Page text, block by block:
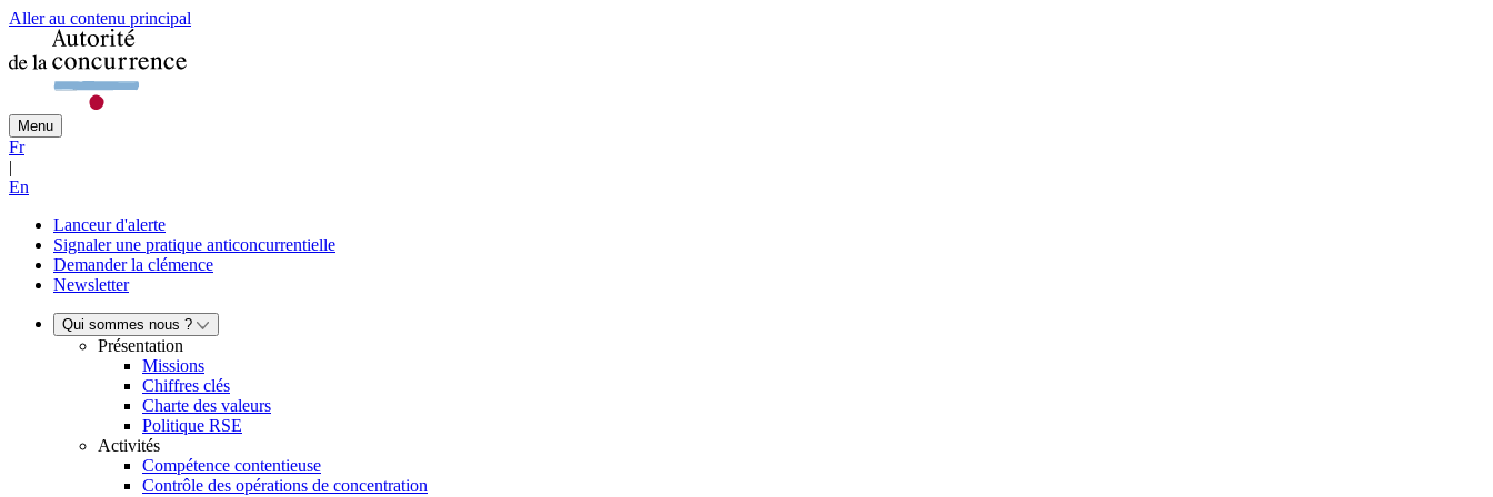
Aller au contenu principal
Menu
Fr
|
En
Lanceur d'alerte
Signaler une pratique anticoncurrentielle
Demander la clémence
Newsletter
Qui sommes nous ?
Présentation
Missions
Chiffres clés
Charte des valeurs
Politique RSE
Activités
Compétence contentieuse
Contrôle des opérations de concentration